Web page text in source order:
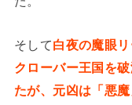
そして白夜の魔眼
クローバー王国を
たが、元凶は「悪